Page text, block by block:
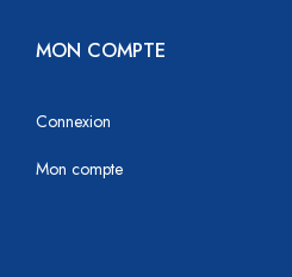
MON COMPTE
Connexion
Mon compte